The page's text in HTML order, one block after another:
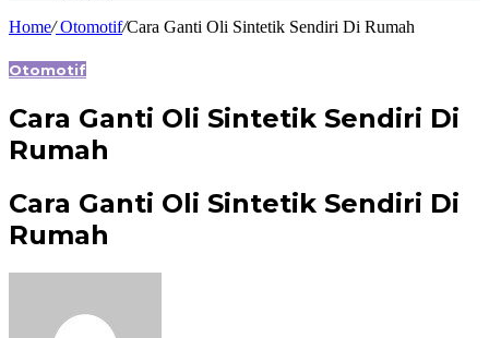
Home/Otomotif/Cara Ganti Oli Sintetik Sendiri Di Rumah
Otomotif
Cara Ganti Oli Sintetik Sendiri Di
Rumah
Cara Ganti Oli Sintetik Sendiri Di
Rumah